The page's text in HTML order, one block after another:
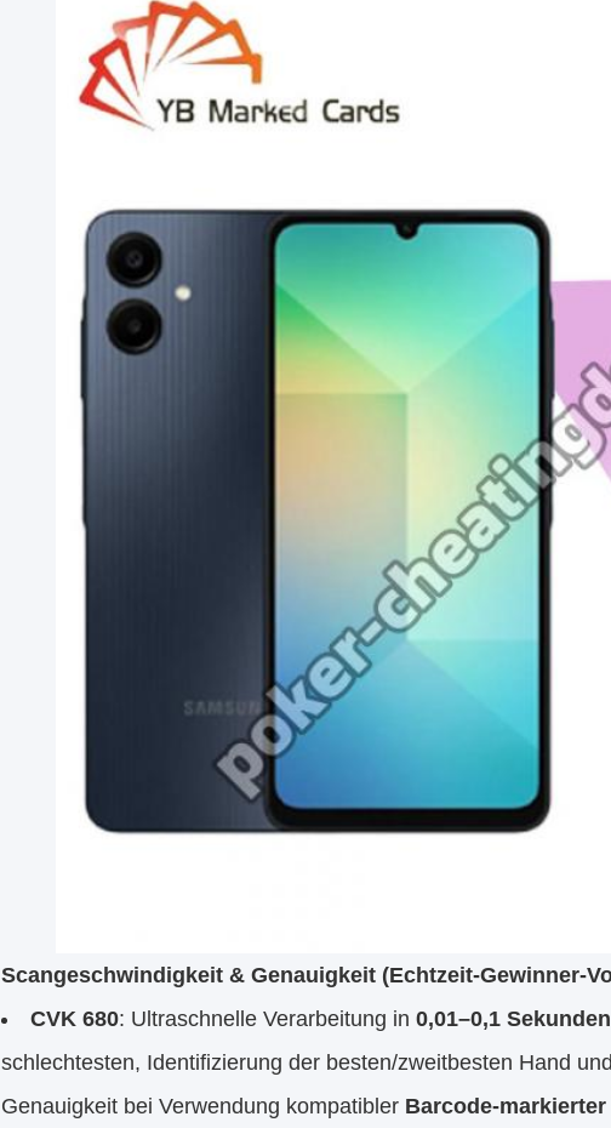
Scangeschwindigkeit & Genauigkeit (Echtzeit-Gewinner-
CVK 680: Ultraschnelle Verarbeitung in 0,01–0,1 Sekunden
schlechtesten, Identifizierung der besten/zweitbesten Hand
Genauigkeit bei Verwendung kompatibler Barcode-markierter